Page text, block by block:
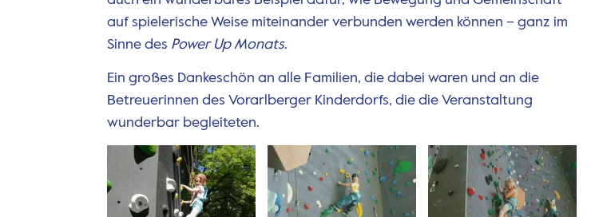
auf spielerische Weise miteinander verbunden werden können – ganz im
Sinne des Power Up Monats.
Ein großes Dankeschön an alle Familien, die dabei waren und an die
Betreuerinnen des Vorarlberger Kinderdorfs, die die Veranstaltung
wunderbar begleiteten.